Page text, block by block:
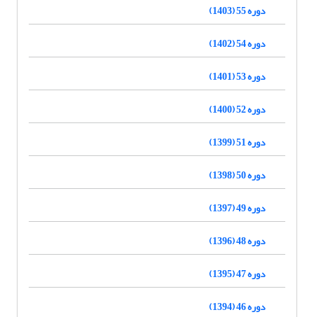
دوره 55 (1403)
دوره 54 (1402)
دوره 53 (1401)
دوره 52 (1400)
دوره 51 (1399)
دوره 50 (1398)
دوره 49 (1397)
دوره 48 (1396)
دوره 47 (1395)
دوره 46 (1394)